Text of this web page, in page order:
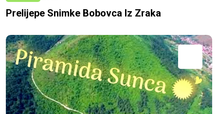
Prelijepe Snimke Bobovca Iz Zraka